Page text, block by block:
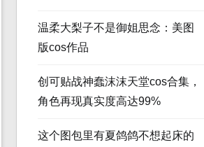
温柔大梨子不是御姐思念：美图
版cos作品
创可贴战神蠢沫沫天堂cos合集，
角色再现真实度高达99%
这个图包里有夏鸽鸽不想起床的